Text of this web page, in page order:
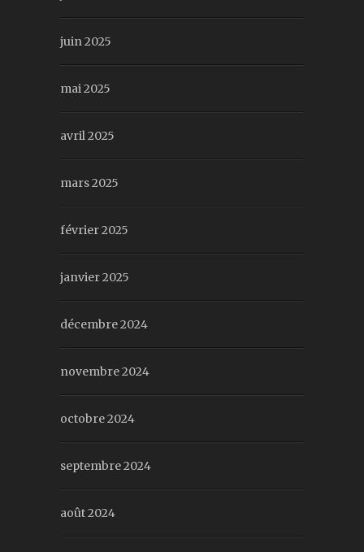
juin 2025
mai 2025
avril 2025
mars 2025
février 2025
janvier 2025
décembre 2024
novembre 2024
octobre 2024
septembre 2024
août 2024